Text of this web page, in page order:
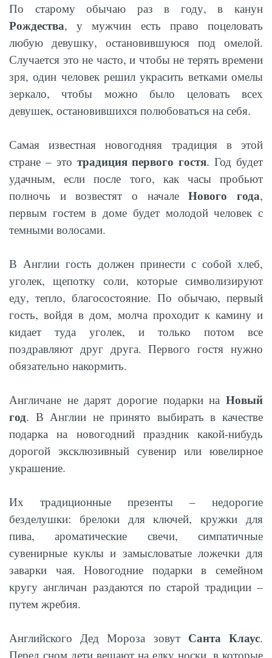
По старому обычаю раз в году, в канун
Рождества, у мужчин есть право поцеловать
любую девушку, остановившуюся под омелой.
Случается это не часто, и чтобы не терять времени
зря, один человек решил украсить ветками омелы
зеркало, чтобы можно было целовать всех
девушек, остановившихся полюбоваться на себя.
Самая известная новогодняя традиция в этой
стране – это традиция первого гостя. Год будет
удачным, если после того, как часы пробьют
полночь и возвестят о началеНового года,
первым гостем в доме будет молодой человек с
темными волосами.
В Англии гость должен принести с собой хлеб,
уголек, щепотку соли, которые символизируют
еду, тепло, благосостояние. По обычаю, первый
гость, войдя в дом, молча проходит к камину и
кидает туда уголек, и только потом все
поздравляют друг друга. Первого гостя нужно
обязательно накормить.
Англичане не дарят дорогие подарки на Новый
год. В Англии не принято выбирать в качестве
подарка на новогодний праздник какой-нибудь
дорогой эксклюзивный сувенир или ювелирное
украшение.
Их традиционные презенты – недорогие
безделушки: брелоки для ключей, кружки для
пива, ароматические свечи, симпатичные
сувенирные куклы и замысловатые ложечки для
заварки чая. Новогодние подарки в семейном
кругу англичан раздаются по старой традиции –
путем жребия.
Английского Дед Мороза зовут Санта Клаус.
Перед сном дети вешают на елку носки, в которые